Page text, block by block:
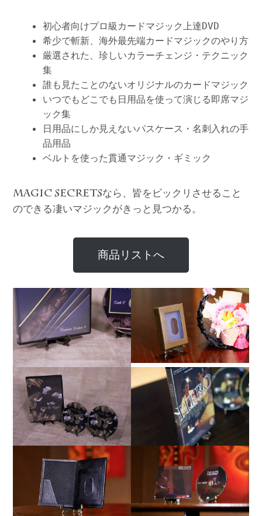
初心者向けプロ級カードマジック上達DVD
希少で斬新、海外最先端カードマジックのやり方
厳選された、珍しいカラーチェンジ・テクニック
集
誰も見たことのないオリジナルのカードマジック
いつでもどこでも日用品を使って演じる即席マジ
ック集
日用品にしか見えないパスケース・名刺入れの手
品用品
ベルトを使った貫通マジック・ギミック
MAGIC SECRETSなら、皆をビックリさせること
のできる凄いマジックがきっと見つかる。
商品リストへ